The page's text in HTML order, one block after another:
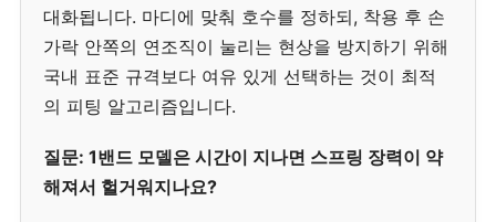
대화됩니다. 마디에 맞춰 호수를 정하되, 착용 후 손
가락 안쪽의 연조직이 눌리는 현상을 방지하기 위해
국내 표준 규격보다 여유 있게 선택하는 것이 최적
의 피팅 알고리즘입니다.
질문: 1밴드 모델은 시간이 지나면 스프링 장력이 약
해져서 헐거워지나요?